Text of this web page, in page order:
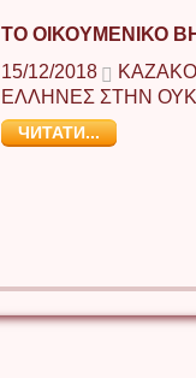
ΤΟ ΟΙΚΟΥΜΕΝΙΚΟ
15/12/2018
ΕΛΛΗΝΕΣ ΣΤΗΝ
ЧИТАТИ...